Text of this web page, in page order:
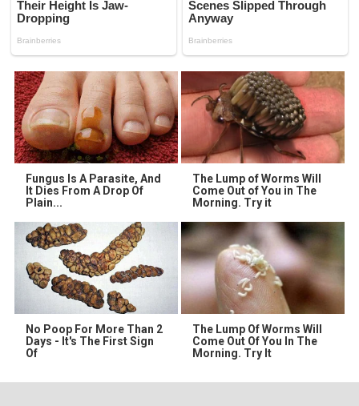
Fungus Is A Parasite, And
It Dies From A Drop Of
Plain...
The Lump of Worms Will
Come Out of You in The
Morning. Try it
No Poop For More Than 2
Days - It's The First Sign
Of
The Lump Of Worms Will
Come Out Of You In The
Morning. Try It